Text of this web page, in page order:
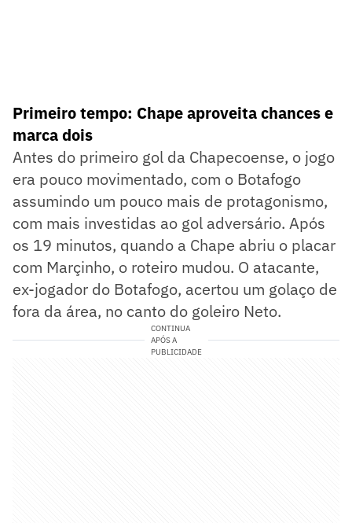
Primeiro tempo: Chape aproveita chances e
marca dois
Antes do primeiro gol da Chapecoense, o jogo
era pouco movimentado, com o Botafogo
assumindo um pouco mais de protagonismo,
com mais investidas ao gol adversário. Após
os 19 minutos, quando a Chape abriu o placar
com Marçinho, o roteiro mudou. O atacante,
ex-jogador do Botafogo, acertou um golaço de
fora da área, no canto do goleiro Neto.
CONTINUA
APÓS A
PUBLICIDADE